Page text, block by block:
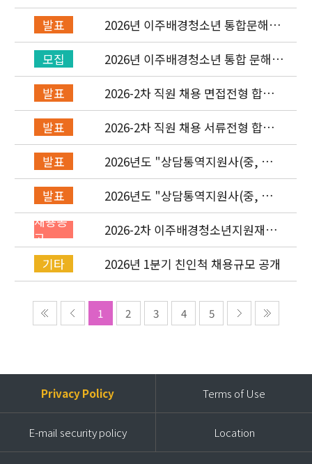
발표
2026년 이주배경청소년 통합문해력
교육지원사업 수행기관 선정 결과 발
표
모집
2026년 이주배경청소년 통합 문해력
교육지원 사업 위탁기관 신청 공고
발표
2026-2차 직원 채용 면접전형 합격
자 발표 및 적격심사 안내
발표
2026-2차 직원 채용 서류전형 합격
자 발표 및 면접전형 안내
발표
2026년도 "상담통역지원사(중, 베,
러, 몽)" 면접심사 합격자 발표
발표
2026년도 "상담통역지원사(중, 베,
러, 몽)" 서류심사 합격자 발표
채용공
고
2026-2차 이주배경청소년지원재단
직원(기획운영실/사업운영부/개발
협력부) 채용공고 (~4/26)
기타 2026년 1분기 친인척 채용규모 공개
1 2 3 4 5
Privacy Policy Terms of Use
E-mail security policy Location